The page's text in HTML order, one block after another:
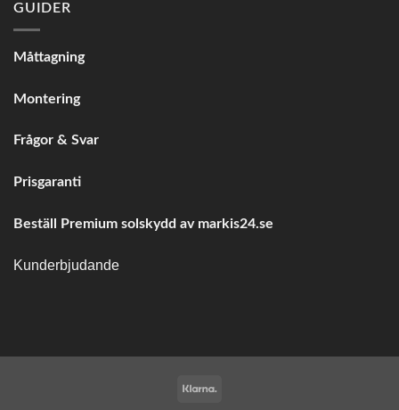
GUIDER
Måttagning
Montering
Frågor & Svar
Prisgaranti
Beställ Premium solskydd av markis24.se
Kunderbjudande